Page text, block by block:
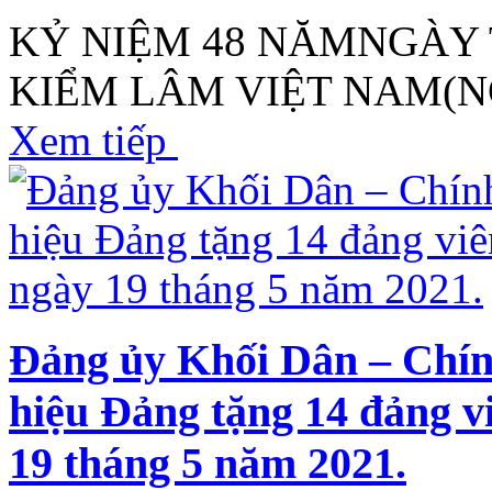
KỶ NIỆM 48
KIỂM LÂM VIỆT
Xem tiếp
Đảng ủy Khối Dân –
hiệu Đảng tặng 14 đảng
19 tháng 5 năm 2021.